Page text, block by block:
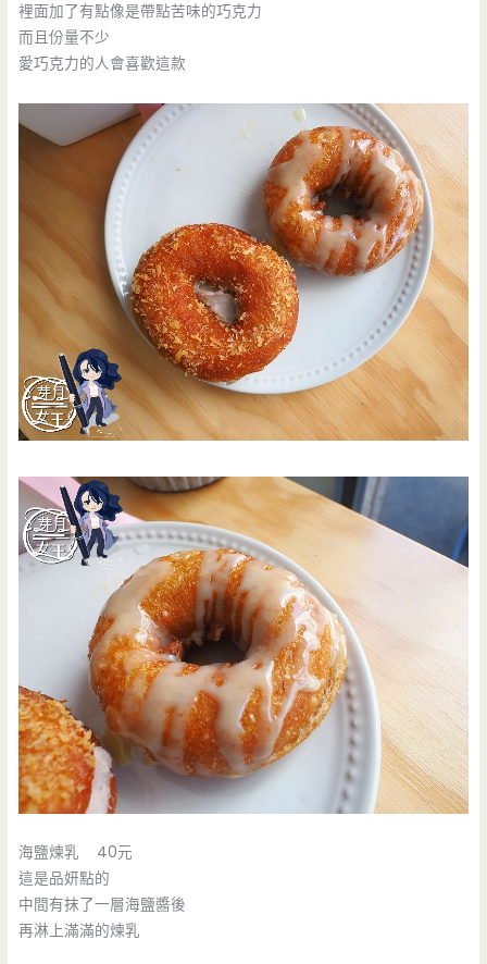
裡面加了有點像是帶點苦味的巧克力
而且份量不少
愛巧克力的人會喜歡這款
海鹽煉乳 40元
這是品妍點的
中間有抹了一層海鹽醬後
再淋上滿滿的煉乳